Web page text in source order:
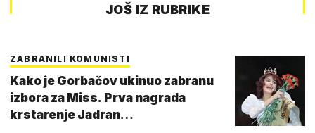
JOŠ IZ RUBRIKE
ZABRANILI KOMUNISTI
Kako je Gorbačov ukinuo zabranu
izbora za Miss. Prva nagrada
krstarenje Jadran…